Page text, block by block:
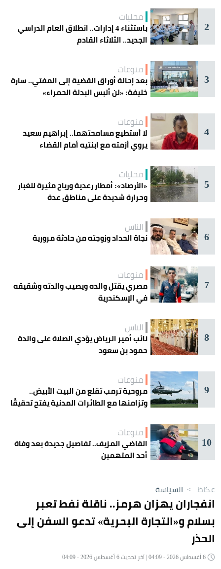
2
محليات
باستثناء 4 إدارات.. انطلاق العام الدراسي
الجديد.. الثلاثاء القادم
3
منوعات
بعد إحالة أوراق القضية إلى المفتي.. سارة
خليفة: «لن ألبس البدلة الحمراء»
4
منوعات
لا أستطيع مسامحتهما.. إبراهيم سعيد
يروي أزمته مع ابنتيه أمام القضاء
5
محليات
«الأرصاد»: أمطار رعدية ورياح مثيرة للغبار
وحرارة شديدة على مناطق عدة
6
الناس
نجاة الحداد وزوجته من حادثة مرورية
7
منوعات
مصري يقتل والده ويصيب والدته وشقيقه
في الإسكندرية
8
الناس
نائب أمير الرياض يؤدي الصلاة على والدة
حمود بن سعود
9
منوعات
مروحية ترمب تقلع من البيت الأبيض..
وتزامنها مع الطائرات المدنية يفتح تحقيقًا
10
منوعات
القاضي المزيف.. تفاصيل جديدة بعد وفاة
أحد المتهمين
عكاظ > السياسة
انفجاران يهزان هرمز.. ناقلة نفط تعبر
بسلام و«التجارة البحرية» تدعو السفن إلى
الحذر